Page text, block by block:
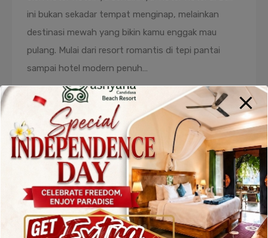
ini bukan sekadar tempat menginap, melainkan
destinasi mewah yang bikin kamu enggak mau
pulang. Mulai dari resort romantis di tepi pantai
sampai hotel modern penuh…
Read More